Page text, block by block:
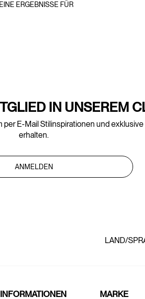
ERGEBNISSE FÜR
IN UNSEREM
per E-Mail Stilinspirationen und
erhalten.
ANMELDEN
LAND/
MARKE